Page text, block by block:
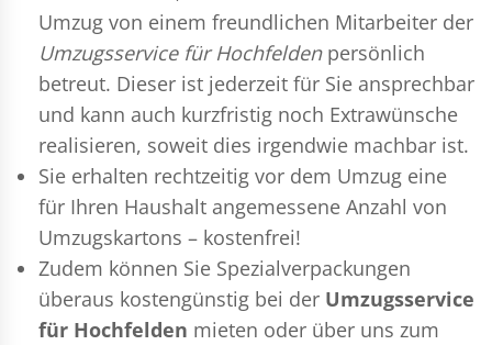
Umzug von einem freundlichen Mitarbeiter der
Umzugsservice für Hochfeldenpersönlich
betreut. Dieser ist jederzeit für Sie ansprechbar
und kann auch kurzfristig noch Extrawünsche
realisieren, soweit dies irgendwie machbar ist.
Sie erhalten rechtzeitig vor dem Umzug eine
für Ihren Haushalt angemessene Anzahl von
Umzugskartons – kostenfrei!
Zudem können Sie Spezialverpackungen
überaus kostengünstig bei der Umzugsservice
für Hochfelden mieten oder über uns zum